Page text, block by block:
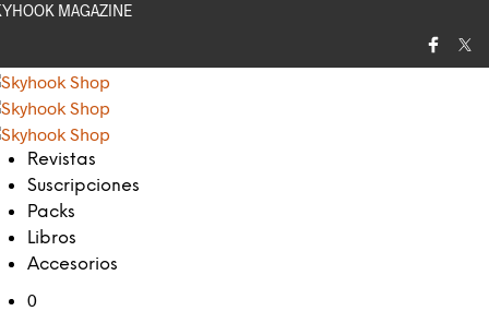
MAGAZINE
Revistas
Suscripciones
Packs
Libros
Accesorios
0